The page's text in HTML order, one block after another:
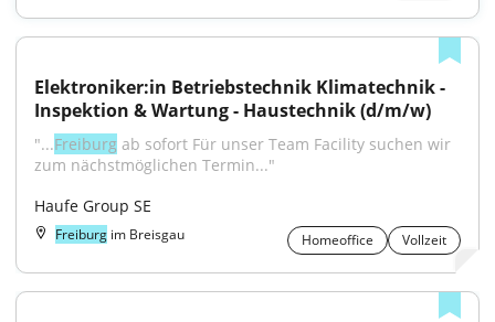
Elektroniker:in Betriebstechnik Klimatechnik -
Inspektion & Wartung - Haustechnik (d/m/w)
"...Freiburg ab sofort Für unser Team Facility suchen wir
zum nächstmöglichen Termin..."
Haufe Group SE
Freiburg im Breisgau Homeoffice Vollzeit